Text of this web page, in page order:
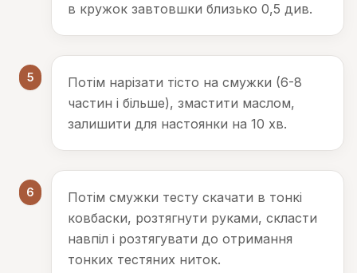
в кружок завтовшки близько 0,5 див.
5
Потім нарізати тісто на смужки (6-8
частин і більше), змастити маслом,
залишити для настоянки на 10 хв.
6
Потім смужки тесту скачати в тонкі
ковбаски, розтягнути руками, скласти
навпіл і розтягувати до отримання
тонких тестяних ниток.